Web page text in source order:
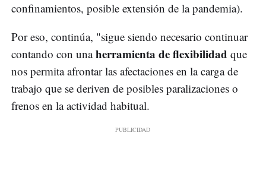
confinamientos, posible extensión de la pandemia).
Por eso, continúa, "sigue siendo necesario continuar
contando con unaherramienta de flexibilidad que
nos permita afrontar las afectaciones en la carga de
trabajo que se deriven de posibles paralizaciones o
frenos en la actividad habitual.